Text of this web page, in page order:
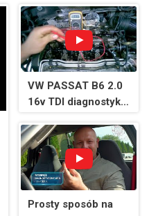
VW PASSAT B6 2.0
16v TDI diagnostyka
/ diagnostics unit
injector
Prosty sposób na